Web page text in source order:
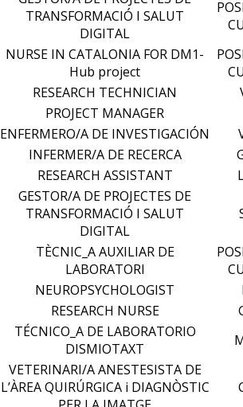
TRANSFORMACIÓ I SALUT
DIGITAL
NURSE IN CATALONIA FOR DM1-
Hub project
RESEARCH TECHNICIAN
PROJECT MANAGER
ENFERMERO/A DE INVESTIGACIÓN
INFERMER/A DE RECERCA
RESEARCH ASSISTANT
GESTOR/A DE PROJECTES DE
TRANSFORMACIÓ I SALUT
DIGITAL
TÈCNIC_A AUXILIAR DE
LABORATORI
NEUROPSYCHOLOGIST
RESEARCH NURSE
TÉCNICO_A DE LABORATORIO
DISMIOTAXT
VETERINARI/A ANESTESISTA DE
L’ÀREA QUIRÚRGICA i DIAGNÒSTIC